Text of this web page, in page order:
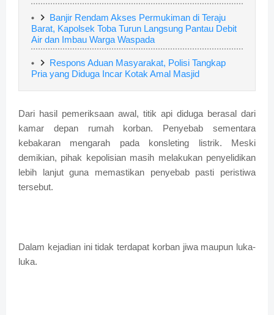
Banjir Rendam Akses Permukiman di Teraju
Barat, Kapolsek Toba Turun Langsung Pantau Debit
Air dan Imbau Warga Waspada
Respons Aduan Masyarakat, Polisi Tangkap
Pria yang Diduga Incar Kotak Amal Masjid
Dari hasil pemeriksaan awal, titik api diduga berasal dari
kamar depan rumah korban. Penyebab sementara
kebakaran mengarah pada konsleting listrik. Meski
demikian, pihak kepolisian masih melakukan penyelidikan
lebih lanjut guna memastikan penyebab pasti peristiwa
tersebut.
Dalam kejadian ini tidak terdapat korban jiwa maupun luka-
luka.